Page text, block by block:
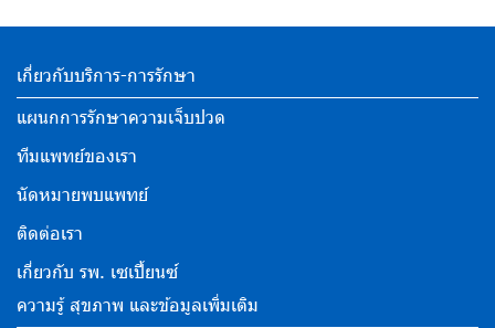
เกี่ยวกับบริการ-การรักษา
แผนกการรักษาความเจ็บปวด
ทีมแพทย์ของเรา
นัดหมายพบแพทย์
ติดต่อเรา
เกี่ยวกับ รพ. เซเปี้ยนซ์
ความรู้ สุขภาพ และข้อมูลเพิ่มเติม